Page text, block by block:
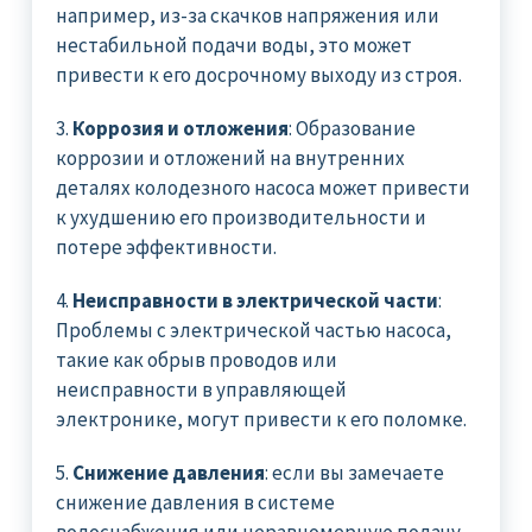
например, из-за скачков напряжения или
нестабильной подачи воды, это может
привести к его досрочному выходу из строя.
3. Коррозия и отложения: Образование
коррозии и отложений на внутренних
деталях колодезного насоса может привести
к ухудшению его производительности и
потере эффективности.
4. Неисправности в электрической части:
Проблемы с электрической частью насоса,
такие как обрыв проводов или
неисправности в управляющей
электронике, могут привести к его поломке.
5. Снижение давления: если вы замечаете
снижение давления в системе